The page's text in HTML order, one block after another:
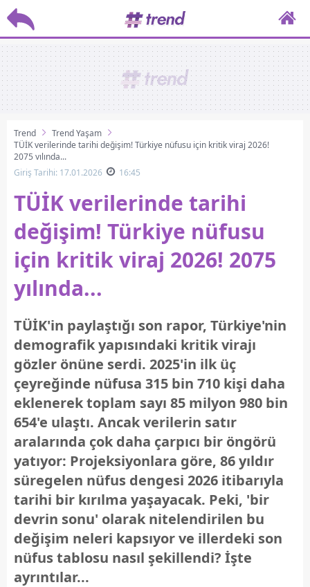
Trend
Trend Yaşam
TÜİK verilerinde tarihi değişim! Türkiye nüfusu için kritik viraj 2026!
2075 yılında...
Giriş Tarihi: 17.01.2026
16:45
TÜİK verilerinde tarihi
değişim! Türkiye nüfusu
için kritik viraj 2026! 2075
yılında...
TÜİK'in paylaştığı son rapor, Türkiye'nin
demografik yapısındaki kritik virajı
gözler önüne serdi. 2025'in ilk üç
çeyreğinde nüfusa 315 bin 710 kişi daha
eklenerek toplam sayı 85 milyon 980 bin
654'e ulaştı. Ancak verilerin satır
aralarında çok daha çarpıcı bir öngörü
yatıyor: Projeksiyonlara göre, 86 yıldır
süregelen nüfus dengesi 2026 itibarıyla
tarihi bir kırılma yaşayacak. Peki, 'bir
devrin sonu' olarak nitelendirilen bu
değişim neleri kapsıyor ve illerdeki son
nüfus tablosu nasıl şekillendi? İşte
ayrıntılar...